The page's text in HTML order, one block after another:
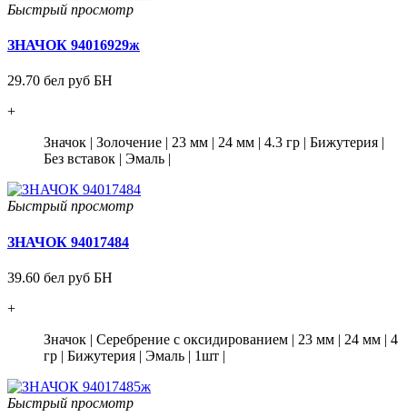
Быстрый просмотр
ЗНАЧОК 94016929ж
29.70 бел руб БН
+
Значок | Золочение | 23 мм | 24 мм | 4.3 гр | Бижутерия |
Без вставок | Эмаль |
Быстрый просмотр
ЗНАЧОК 94017484
39.60 бел руб БН
+
Значок | Серебрение с оксидированием | 23 мм | 24 мм | 4
гр | Бижутерия | Эмаль | 1шт |
Быстрый просмотр